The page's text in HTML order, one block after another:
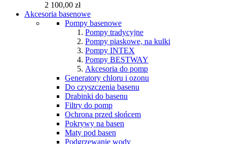
2 100,00 zł
Akcesoria basenowe
Pompy basenowe
Pompy tradycyjne
Pompy piaskowe, na kulki
Pompy INTEX
Pompy BESTWAY
Akcesoria do pomp
Generatory chloru i ozonu
Do czyszczenia basenu
Drabinki do basenu
Filtry do pomp
Ochrona przed słońcem
Pokrywy na basen
Maty pod basen
Podgrzewanie wody